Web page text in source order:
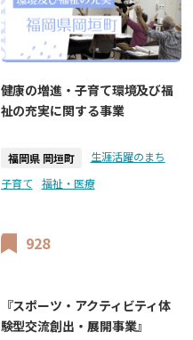
健康の増進・子育て環境及び福
祉の充実に関する事業
福岡県 岡垣町
生涯活躍のまち
子育て
福祉・医療
928
『スポーツ・アクティビティ体
験型交流創出・展開事業』